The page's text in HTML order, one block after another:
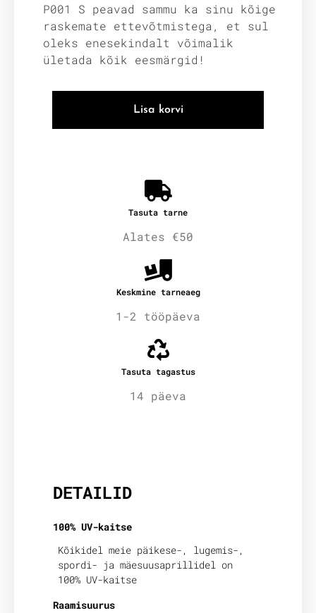
P001 S peavad sammu ka sinu kõige
raskemate ettevõtmistega, et sul
oleks enesekindalt võimalik
ületada kõik eesmärgid!
Lisa korvi
Tasuta tarne
Alates €50
Keskmine tarneaeg
1-2 tööpäeva
Tasuta tagastus
14 päeva
DETAILID
100% UV-kaitse
Kõikidel meie päikese-, lugemis-,
spordi- ja mäesuusaprillidel on
100% UV-kaitse
Raamisuurus